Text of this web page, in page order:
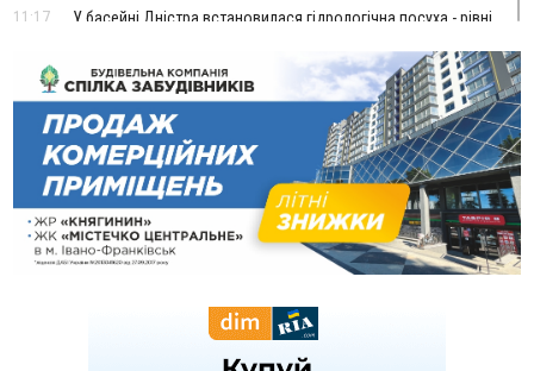
11:17
У басейні Дністра встановилася гідрологічна посуха - рівні
11:09
У Бурштині поблизу АЗС сталася масова бійка, поліція
з'ясовує обставини
10:30
ФОП із Житомира після купівлі права вимоги за 120
тисяч позивається до Франківська на понад 20 млн грн
08:52
У горах біля Осмолоди за допомогою БПЛА розшукали
двох жінок, які заблукали під час збирання ягід
Вчора
У Франківську вперше прооперували немовля без
На лінії зіткнення загинув керівник пошукового загону